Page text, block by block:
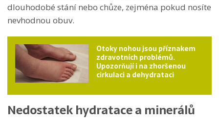
dlouhodobé stání nebo chůze, zejména pokud nosíte
nevhodnou obuv.
Otoky nohou jsou příznakem
zdravotních problémů.
Upozorňují i na zhoršenou
cirkulaci a dehydrataci
Nedostatek hydratace a minerálů